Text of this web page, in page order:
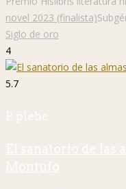
novel 2023 (finalista)
Siglo de oro
4
5.7
P. plebe
El sanatorio de las
Montufo